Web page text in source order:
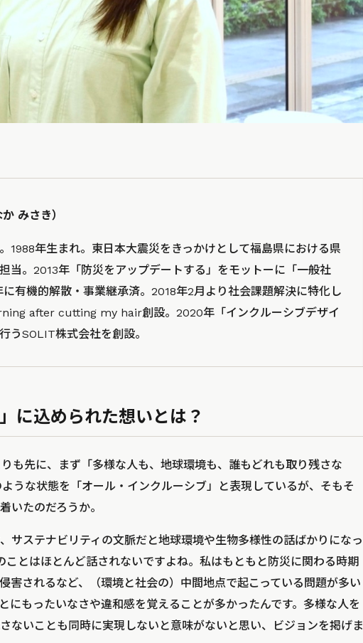
みさき）
1988年生まれ。東日本大震災をきっかけとして福島県における県
当。2013年「防災をアップデートする」をモットーに「一般社
有機的解散・事業継承済。2018年2月より社会課題解決に特化し
after cutting my hair創設。2020年「インクルーシブデザイ
うSOLIT株式会社を創設。
に込められた想いとは？
も先に、まず「多様な人も、地球環境も、誰もどれも取り残さな
うな状態を「オール・インクルーシブ」と表現しているが、そもそ
いたのだろうか。
サステナビリティの文脈だと地球環境や生物多様性の話ばかりになっ
ことはほとんど話されないですよね。私はもともと防災に関わる時期
害されるなど、（環境と社会の）中間地点で起こっている問題が多い
にもったいなさや違和感を覚えることが多かったんです。多様な人を
ないことも同時に実現しないと意味がないと思い、ビジョンを掲げま